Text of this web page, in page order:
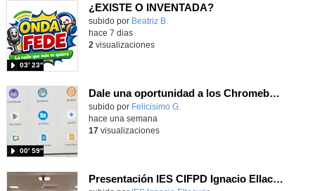
¿EXISTE O INVENTADA?
Contenido educativo.
subido por Beatriz B.
03′ 23″
hace 7 dias
2 visualizaciones
Dale una oportunidad a los Chromebooks y utiliza un proyector para realizar talleres si no tienes pantallas táctiles
Contenido educativo.
subido por Felicisimo G.
00′ 59″
hace una semana
17visualizaciones
Presentación IES CIFPD Ignacio Ellacuría